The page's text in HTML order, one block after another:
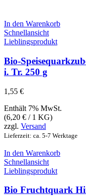
In den Warenkorb
Schnellansicht
Lieblingsprodukt
Bio-
i. Tr. 250 g
1,55 €
Enthält 7% MwSt.
(6,20 € / 1 KG)
zzgl. Versand
Lieferzeit: ca. 5-7 Werktage
In den Warenkorb
Schnellansicht
Lieblingsprodukt
Bio Fruchtquark